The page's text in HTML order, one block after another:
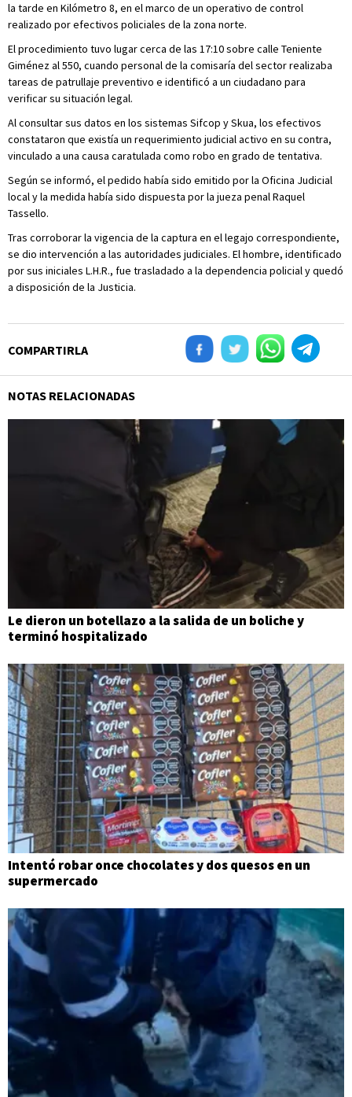
la tarde en Kilómetro 8, en el marco de un operativo de control
realizado por efectivos policiales de la zona norte.
El procedimiento tuvo lugar cerca de las 17:10 sobre calle Teniente
Giménez al 550, cuando personal de la comisaría del sector realizaba
tareas de patrullaje preventivo e identificó a un ciudadano para
verificar su situación legal.
Al consultar sus datos en los sistemas Sifcop y Skua, los efectivos
constataron que existía un requerimiento judicial activo en su contra,
vinculado a una causa caratulada como robo en grado de tentativa.
Según se informó, el pedido había sido emitido por la Oficina Judicial
local y la medida había sido dispuesta por la jueza penal Raquel
Tassello.
Tras corroborar la vigencia de la captura en el legajo correspondiente,
se dio intervención a las autoridades judiciales. El hombre, identificado
por sus iniciales L.H.R., fue trasladado a la dependencia policial y quedó
a disposición de la Justicia.
COMPARTIRLA
NOTAS RELACIONADAS
Le dieron un botellazo a la salida de un boliche y
terminó hospitalizado
Intentó robar once chocolates y dos quesos en un
supermercado